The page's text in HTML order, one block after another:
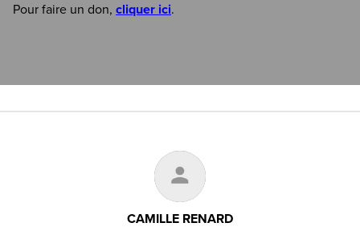
Pour faire un don, cliquer ici.
CAMILLE RENARD